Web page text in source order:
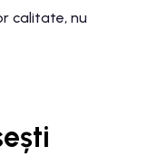
calitate, nu